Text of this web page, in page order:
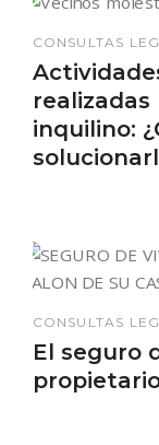
CONSULTAS
inquilino:
CONSULTAS
El seguro